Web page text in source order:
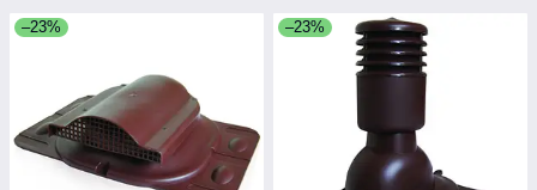
–23% –23%